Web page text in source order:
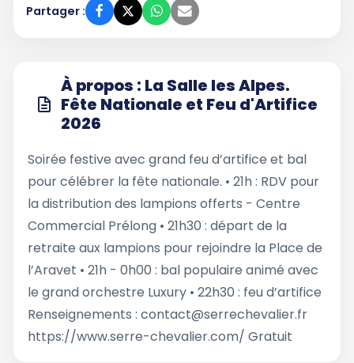
Partager :
À propos : La Salle les Alpes.
Fête Nationale et Feu d'Artifice
2026
Soirée festive avec grand feu d’artifice et bal
pour célébrer la fête nationale. • 21h : RDV pour
la distribution des lampions offerts - Centre
Commercial Prélong • 21h30 : départ de la
retraite aux lampions pour rejoindre la Place de
l’Aravet • 21h - 0h00 : bal populaire animé avec
le grand orchestre Luxury • 22h30 : feu d’artifice
Renseignements : contact@serrechevalier.fr
https://www.serre-chevalier.com/ Gratuit